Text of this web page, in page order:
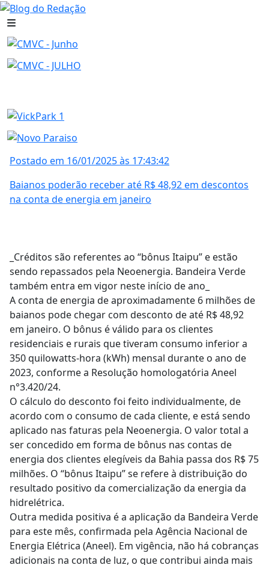
Postado em 16/01/2025 às 17:43:42
Baianos poderão receber até R$ 48,92 em descontos
na conta de energia em janeiro
_Créditos são referentes ao “bônus Itaipu” e estão
sendo repassados pela Neoenergia. Bandeira Verde
também entra em vigor neste início de ano_
A conta de energia de aproximadamente 6 milhões de
baianos pode chegar com desconto de até R$ 48,92
em janeiro. O bônus é válido para os clientes
residenciais e rurais que tiveram consumo inferior a
350 quilowatts-hora (kWh) mensal durante o ano de
2023, conforme a Resolução homologatória Aneel
n°3.420/24.
O cálculo do desconto foi feito individualmente, de
acordo com o consumo de cada cliente, e está sendo
aplicado nas faturas pela Neoenergia. O valor total a
ser concedido em forma de bônus nas contas de
energia dos clientes elegíveis da Bahia passa dos R$ 75
milhões. O “bônus Itaipu” se refere à distribuição do
resultado positivo da comercialização da energia da
hidrelétrica.
Outra medida positiva é a aplicação da Bandeira Verde
para este mês, confirmada pela Agência Nacional de
Energia Elétrica (Aneel). Em vigência, não há cobranças
adicionais na conta de luz, o que contribui ainda mais